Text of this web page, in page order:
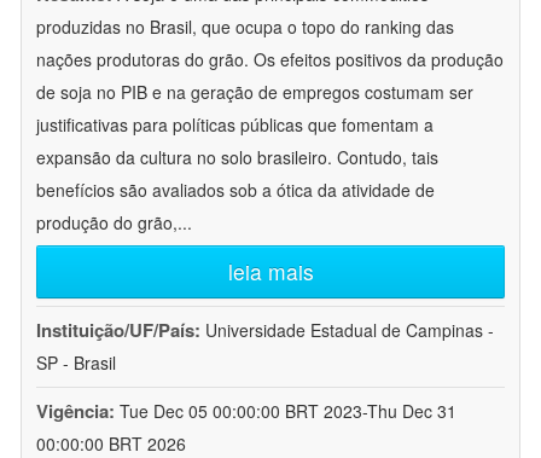
produzidas no Brasil, que ocupa o topo do ranking das
nações produtoras do grão. Os efeitos positivos da produção
de soja no PIB e na geração de empregos costumam ser
justificativas para políticas públicas que fomentam a
expansão da cultura no solo brasileiro. Contudo, tais
benefícios são avaliados sob a ótica da atividade de
produção do grão,...
leia mais
Instituição/UF/País: Universidade Estadual de Campinas -
SP - Brasil
Vigência: Tue Dec 05 00:00:00 BRT 2023-Thu Dec 31
00:00:00 BRT 2026